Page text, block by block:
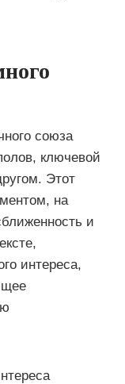
союза
ключевой
Этот
на
и
интереса,